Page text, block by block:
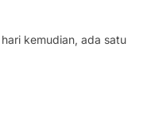
kemudian, ada satu